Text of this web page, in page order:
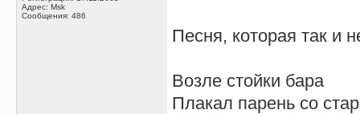
Адрес: Msk
Сообщения: 486
Песня, которая так и
Возле стойки бара
Плакал парень со